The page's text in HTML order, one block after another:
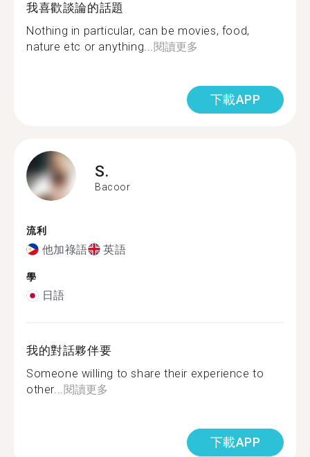
我喜歡談論的話題
Nothing in particular, can be movies, food,
nature etc or anything...閱讀更多
下載APP
S.
Bacoor
流利
他加祿語 英語
學
日語
我的對話夥伴要
Someone willing to share their experience to
other...閱讀更多
下載APP